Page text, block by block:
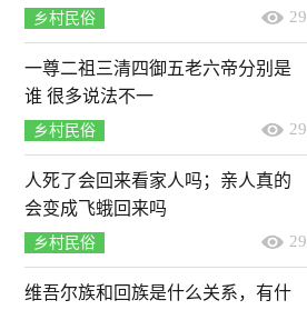
乡村民俗 29
一尊二祖三清四御五老六帝分别是
谁 很多说法不一
乡村民俗 29
人死了会回来看家人吗；亲人真的
会变成飞蛾回来吗
乡村民俗 29
维吾尔族和回族是什么关系，有什